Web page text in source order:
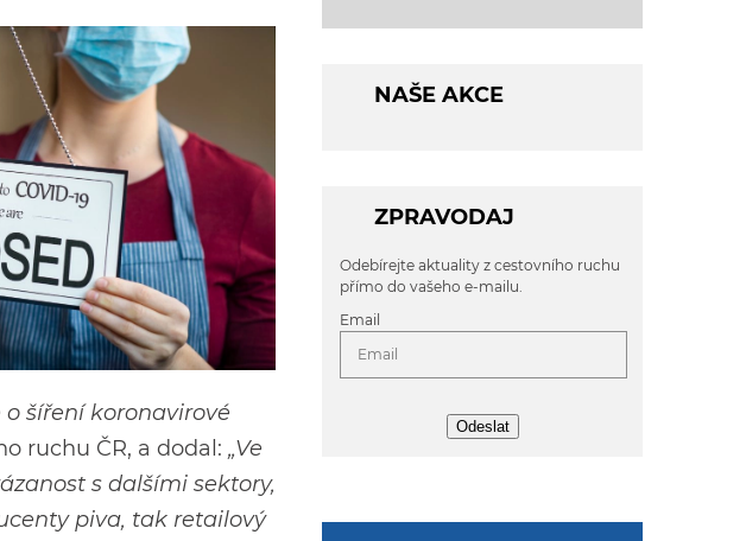
šíření koronavirové
ruchu ČR, a dodal: „Ve
s dalšími sektory,
piva, tak retailový
NAŠE AKCE
ZPRAVODAJ
Odebírejte aktuality z cestovního ruchu
přímo do vašeho e-mailu.
Email
Odeslat